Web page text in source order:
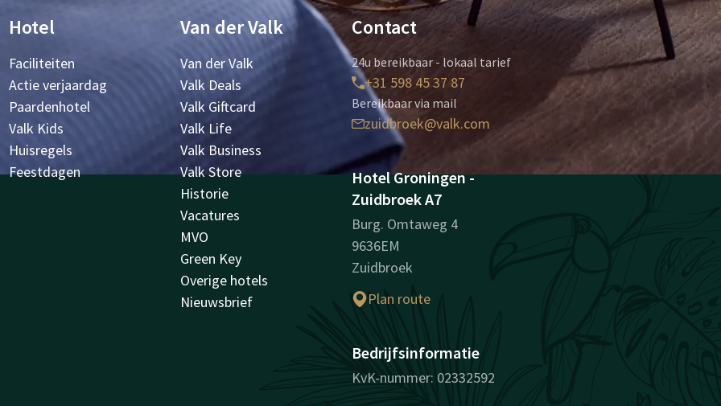
Hotel
Faciliteiten
Actie verjaardag
Paardenhotel
Valk Kids
Huisregels
Feestdagen
Van der Valk
Van der Valk
Valk Deals
Valk Giftcard
Valk Life
Valk Business
Valk Store
Historie
Vacatures
MVO
Green Key
Overige hotels
Nieuwsbrief
Contact
24u bereikbaar - lokaal tarief
+31 598 45 37 87
Bereikbaar via mail
zuidbroek@valk.com
Hotel Groningen -
Zuidbroek A7
Burg. Omtaweg 4
9636EM
Zuidbroek
Plan route
Bedrijfsinformatie
KvK-nummer: 02332592